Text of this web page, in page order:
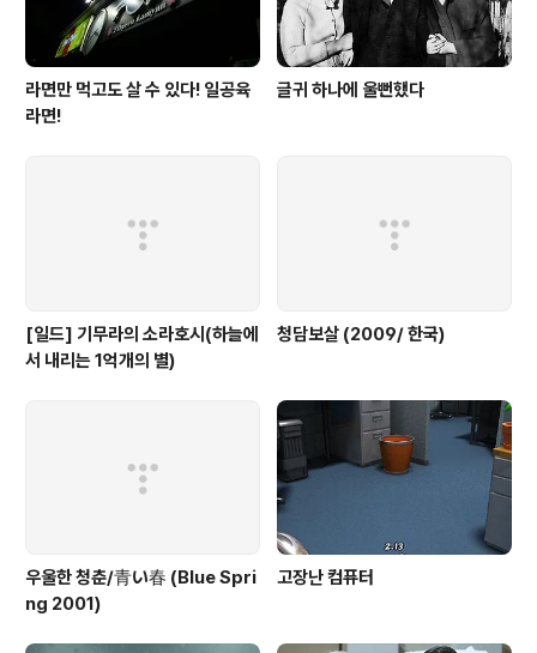
라면만 먹고도 살 수 있다! 일공육
라면!
글귀 하나에 울뻔했다
[일드] 기무라의 소라호시(하늘에
서 내리는 1억개의 별)
청담보살 (2009/ 한국)
우울한 청춘/青い春 (Blue Spri
ng 2001)
고장난 컴퓨터